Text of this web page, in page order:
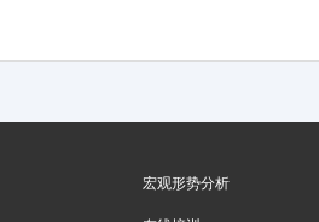
宏观形势分析